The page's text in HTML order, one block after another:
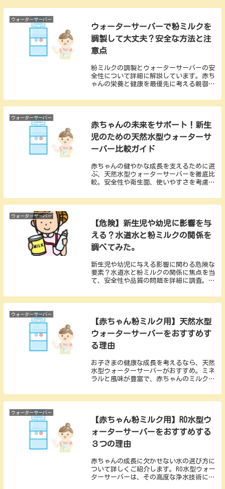
ウォーターサーバー
ウォーターサーバーで粉ミルクを
調製して大丈夫？安全な方法と注
意点
粉ミルクの調製とウォーターサーバーの安
全性について詳細に解説しています。赤ち
ゃんの栄養と健康を最優先に考える親御さ
ゃんの成長をサポートするためのガイドラ
インを提供しています。安全性、衛生、信
んの健康に対する配慮を支援する情報を提
供しています。
ウォーターサーバー
赤ちゃんの未来をサポート！新生
児のための天然水型ウォーターサ
ーバー比較ガイド
赤ちゃんの健やかな成長を支えるために選
ぶ、天然水型ウォーターサーバーを徹底比
較。安全性や衛生面、使いやすさを考慮
してミルク作りを始めるための情報満載の
ガイドです。大切な新生児の未来を、最高
が、適切なウォーターサーバーの選択で
す。我々のブログでは、新生児の健康と安
全を第一に考え、最適なウォーターサーバ
ーを比較・紹介しています。
ウォーターサーバー
【危険】新生児や幼児に影響を与
える？水道水と粉ミルクの関係を
調べてみた。
新生児や幼児に与える影響に関わる危険な
要素？水道水と粉ミルクの関係に焦点を当
て、安全性や品質の問題を詳細に調査。水
ておくべき情報を提供します。子供たちの
健康と安全を考慮した育児のポイントをお
ウォーターサーバー
【赤ちゃん粉ミルク用】天然水型
ウォーターサーバーをおすすめす
る理由
お子さまの健康な成長を考えるなら、天然
水型ウォーターサーバーがおすすめ。ミネ
ラルと風味が豊富で、赤ちゃんのミルク作
ネラル調整にも触れ、安全に選ぶポイント
を解説。家族の未来に向けた選択を支援す
ウォーターサーバー
【赤ちゃん粉ミルク用】RO水型ウ
ォーターサーバーをおすすめする
３つの理由
赤ちゃんの成長に欠かせない水の選び方に
ついて詳しくご紹介します。RO水型ウォー
ターサーバーは、その高度な浄水技術によ